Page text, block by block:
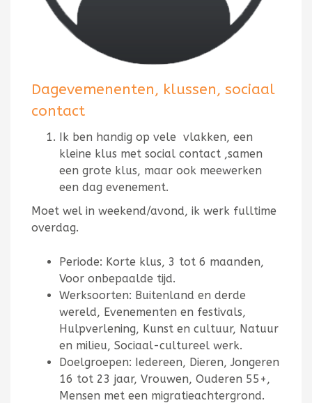
Dagevemenenten, klussen, sociaal
contact
Ik ben handig op vele vlakken, een
kleine klus met social contact ,samen
een grote klus, maar ook meewerken
een dag evenement.
Moet wel in weekend/avond, ik werk fulltime
overdag.
Periode: Korte klus, 3 tot 6 maanden,
Voor onbepaalde tijd.
Werksoorten: Buitenland en derde
wereld, Evenementen en festivals,
Hulpverlening, Kunst en cultuur, Natuur
en milieu, Sociaal-cultureel werk.
Doelgroepen: Iedereen, Dieren, Jongeren
16 tot 23 jaar, Vrouwen, Ouderen 55+,
Mensen met een migratieachtergrond.